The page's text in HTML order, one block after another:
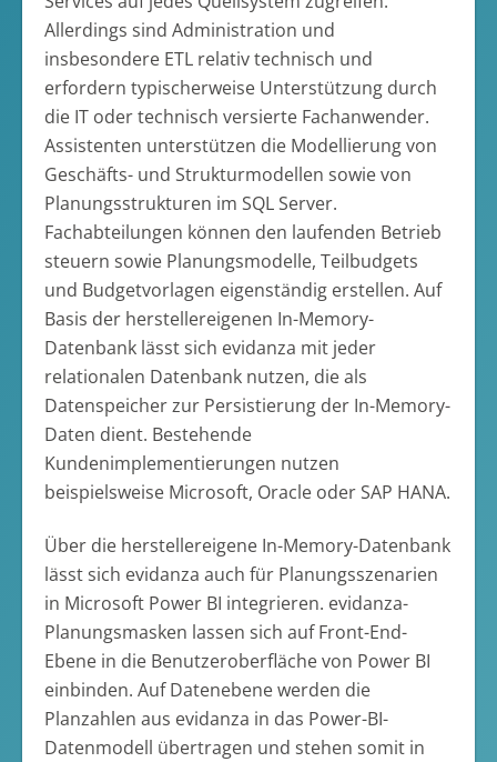
Allerdings sind Administration und
insbesondere ETL relativ technisch und
erfordern typischerweise Unterstützung durch
die IT oder technisch versierte Fachanwender.
Assistenten unterstützen die Modellierung von
Geschäfts- und Strukturmodellen sowie von
Planungsstrukturen im SQL Server.
Fachabteilungen können den laufenden Betrieb
steuern sowie Planungsmodelle, Teilbudgets
und Budgetvorlagen eigenständig erstellen. Auf
Basis der herstellereigenen In-Memory-
Datenbank lässt sich evidanza mit jeder
relationalen Datenbank nutzen, die als
Datenspeicher zur Persistierung der In-Memory-
Daten dient. Bestehende
Kundenimplementierungen nutzen
beispielsweise Microsoft, Oracle oder SAP HANA.
Über die herstellereigene In-Memory-Datenbank
lässt sich evidanza auch für Planungsszenarien
in Microsoft Power BI integrieren. evidanza-
Planungsmasken lassen sich auf Front-End-
Ebene in die Benutzeroberfläche von Power BI
einbinden. Auf Datenebene werden die
Planzahlen aus evidanza in das Power-BI-
Datenmodell übertragen und stehen somit in